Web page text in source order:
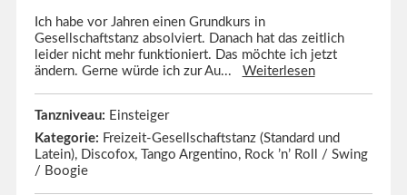
Ich habe vor Jahren einen Grundkurs in
Gesellschaftstanz absolviert. Danach hat das zeitlich
leider nicht mehr funktioniert. Das möchte ich jetzt
ändern. Gerne würde ich zur Au... Weiterlesen
Tanzniveau: Einsteiger
Kategorie: Freizeit-Gesellschaftstanz (Standard und
Latein), Discofox, Tango Argentino, Rock ’n’ Roll / Swing
/ Boogie